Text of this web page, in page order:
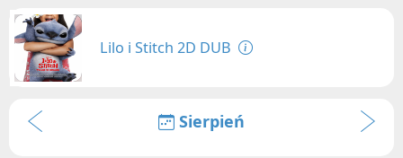
Lilo i Stitch 2D DUB
Sierpień